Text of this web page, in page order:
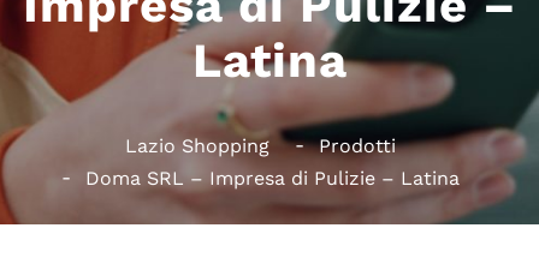
Latina
Lazio Shopping
Prodotti
Doma SRL – Impresa di Pulizie – Latina